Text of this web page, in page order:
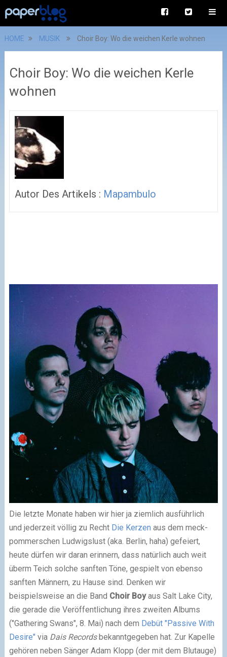
HOME MUSIK Choir Boy: Wo die weichen Kerle wohnen
Choir Boy: Wo die weichen Kerle
wohnen
Autor Des Artikels : Mapambulo
Die letzte Monate haben wir hier ja ziemlich ausführlich
und jederzeit völlig zu Recht Die Kerzen aus dem meck-
pommerschen Ludwigslust (aka. Berlin, haha) gefeiert,
heute dürfen wir daran erinnern, dass natürlich auch weit
überm Teich solche sanften Töne, gespielt von ebenso
sanften Männern, zu Hause sind. Denken wir
beispielsweise an die Band Choir Boyaus Salt Lake City,
die gerade die Veröffentlichung ihres zweiten Albums
("Gathering Swans", 8. Mai) nach dem Debüt "Passive With
Desire" via Dais Recordsbekanntgegeben hat. Zur Kapelle
gehören neben Sänger Adam Klopp (der mit dem Blutauge)